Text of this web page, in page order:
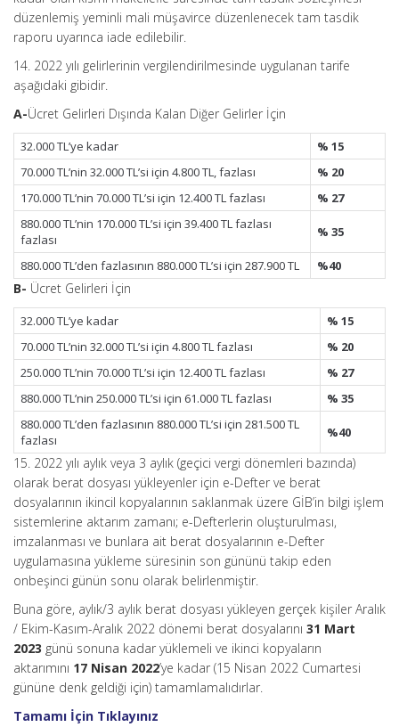
düzenlemiş yeminli mali müşavirce düzenlenecek tam tasdik
raporu uyarınca iade edilebilir.
14. 2022 yılı gelirlerinin vergilendirilmesinde uygulanan tarife
aşağıdaki gibidir.
A-Ücret Gelirleri Dışında Kalan Diğer Gelirler İçin
32.000 TL’ye kadar
% 15
70.000 TL’nin 32.000 TL’si için 4.800 TL, fazlası
% 20
170.000 TL’nin 70.000 TL’si için 12.400 TL fazlası
% 27
880.000 TL’nin 170.000 TL’si için 39.400 TL fazlası
fazlası
% 35
880.000 TL’den fazlasının 880.000 TL’si için 287.900 TL %40
B- Ücret Gelirleri İçin
32.000 TL’ye kadar
% 15
70.000 TL’nin 32.000 TL’si için 4.800 TL fazlası
% 20
250.000 TL’nin 70.000 TL’si için 12.400 TL fazlası
% 27
880.000 TL’nin 250.000 TL’si için 61.000 TL fazlası
% 35
880.000 TL’den fazlasının 880.000 TL’si için 281.500 TL
fazlası
%40
15. 2022 yılı aylık veya 3 aylık (geçici vergi dönemleri bazında)
olarak berat dosyası yükleyenler için e-Defter ve berat
dosyalarının ikincil kopyalarının saklanmak üzere GİB’in bilgi işlem
sistemlerine aktarım zamanı; e-Defterlerin oluşturulması,
imzalanması ve bunlara ait berat dosyalarının e-Defter
uygulamasına yükleme süresinin son gününü takip eden
onbeşinci günün sonu olarak belirlenmiştir.
Buna göre, aylık/3 aylık berat dosyası yükleyen gerçek kişiler Aralık
/ Ekim-Kasım-Aralık 2022 dönemi berat dosyalarını 31 Mart
2023 günü sonuna kadar yüklemeli ve ikinci kopyaların
aktarımını 17 Nisan 2022’ye kadar (15 Nisan 2022 Cumartesi
gününe denk geldiği için) tamamlamalıdırlar.
Tamamı İçin Tıklayınız